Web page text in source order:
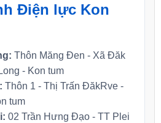
Điện lực Kon
Thôn Măng Đen - Xã Đăk
- Kon tum
Thôn 1 - Thị Trấn ĐăkRve -
tum
02 Trần Hưng Đạo - TT Plei